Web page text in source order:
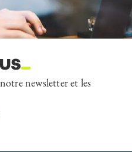
newsletter et les